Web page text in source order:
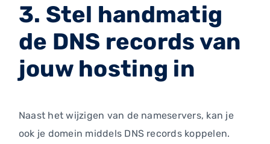
3. Stel handmatig
de DNS records van
jouw hosting in
Naast het wijzigen van de nameservers, kan je
ook je domein middels DNS records koppelen.